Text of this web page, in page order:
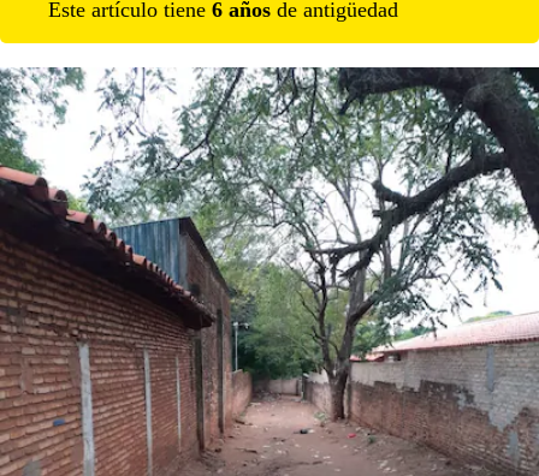
Este artículo tiene 6 años de antigüedad